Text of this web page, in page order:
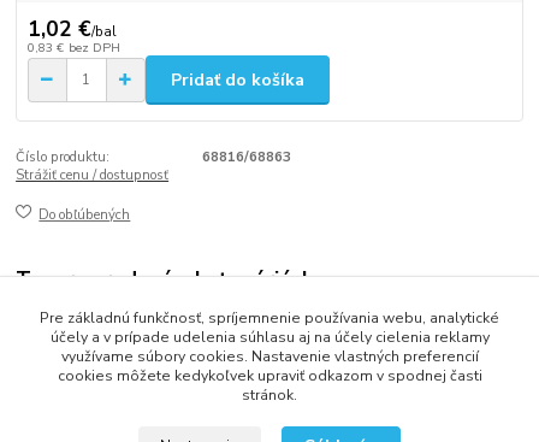
1,02 €/bal
0,83 € bez DPH
Pridať do košíka
Číslo produktu:
68816/68863
Strážiť cenu / dostupnosť
Do obľúbených
Tovar zaradený v kategóriách
VRECKÁ
Pre základnú funkčnosť, spríjemnenie používania webu, analytické
účely a v prípade udelenia súhlasu aj na účely cielenia reklamy
využívame súbory cookies. Nastavenie vlastných preferencií
cookies môžete kedykoľvek upraviť odkazom v spodnej časti
stránok.